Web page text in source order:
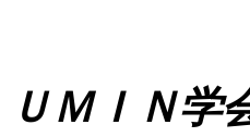
ＵＭＩＮ学